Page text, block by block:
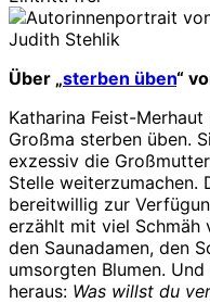
Judith Stehlik
Über „sterben üben“
Katharina Feist-
Großma sterben üben.
exzessiv die
Stelle weiterzumachen.
bereitwillig zur
erzählt mit viel Schmäh
den Saunadamen, den
umsorgten Blumen.
heraus: Was willst du